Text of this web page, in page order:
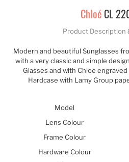
ChloéCL
Product Description
Modern and beautiful Sunglasses
with a very classic and simple
Glasses and with Chloe
Hardcase with Lamy Group
Model
Lens Colour
Frame Colour
Hardware Colour